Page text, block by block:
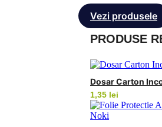
Vezi produsele
PRODUSE
Dosar Carton
1,35 lei